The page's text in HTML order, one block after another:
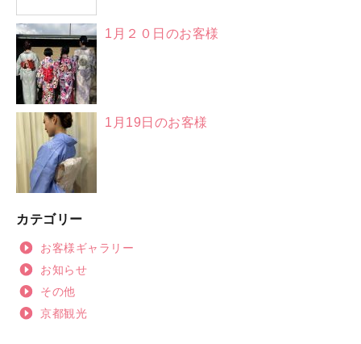
1月２０日のお客様
1月19日のお客様
カテゴリー
お客様ギャラリー
お知らせ
その他
京都観光